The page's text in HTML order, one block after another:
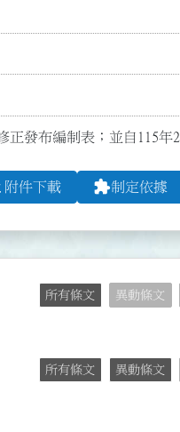
正發布編制表；並自115年
附件下載 extension制定依據
所有條文 異動條文
所有條文 異動條文